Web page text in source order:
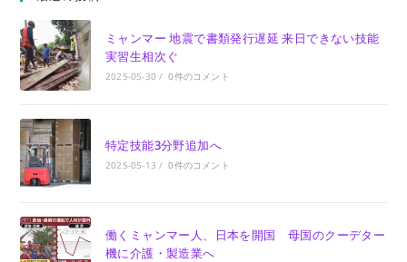
ミャンマー 地震で書類発行遅延 来日できない技能
実習生相次ぐ
2025-05-30 / 0件のコメント
特定技能3分野追加へ
2025-05-13 / 0件のコメント
働くミャンマー人、日本を開国 母国のクーデター
機に介護・製造業へ